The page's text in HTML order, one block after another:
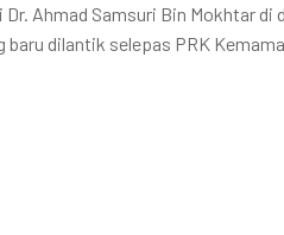
Dr. Ahmad Samsuri Bin
dilantik selepas PRK